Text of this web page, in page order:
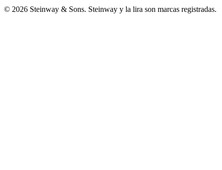
© 2026 Steinway & Sons. Steinway y la lira son marcas registradas.